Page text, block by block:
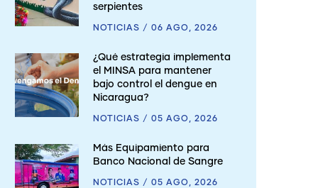
serpientes
NOTICIAS / 06 AGO, 2026
¿Qué estrategia implementa
el MINSA para mantener
bajo control el dengue en
Nicaragua?
NOTICIAS / 05 AGO, 2026
Más Equipamiento para
Banco Nacional de Sangre
NOTICIAS / 05 AGO, 2026